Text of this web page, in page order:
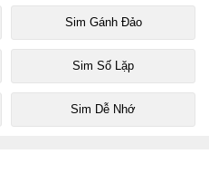
Sim Gánh Đảo
Sim Số Lặp
Sim Dễ Nhớ